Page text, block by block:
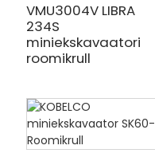
VMU3004V LIBRA
234S
miniekskavaatori
roomikrull